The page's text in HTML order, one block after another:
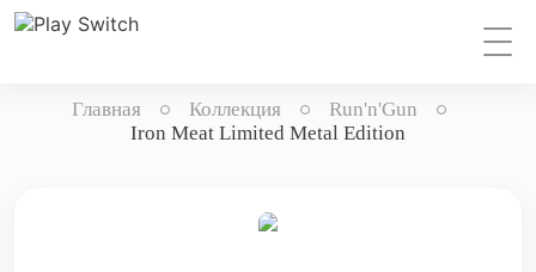
Главная Коллекция
Run'n'Gun
Iron Meat Limited Metal Edition